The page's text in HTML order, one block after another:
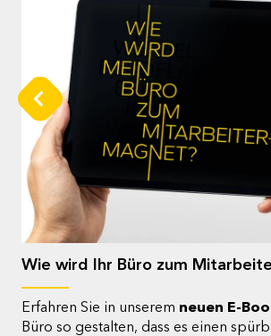
Wie wird Ihr Büro zum
Erfahren Sie in unserem neuen E-
Büro so gestalten, dass es einen